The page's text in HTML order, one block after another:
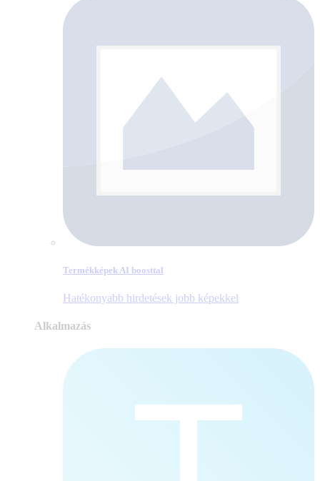
Termékképek AI boosttal
Hatékonyabb hirdetések jobb képekkel
Alkalmazás